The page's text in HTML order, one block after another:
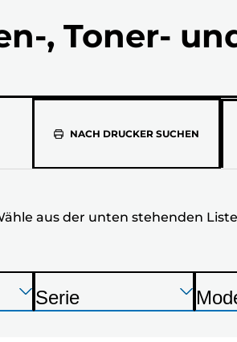
, Toner-
NACH DRUCKER SUCHEN
der
aus der unten stehenden
Sie
Drücken
Sie
D
Serie
Drücken
Sie
D